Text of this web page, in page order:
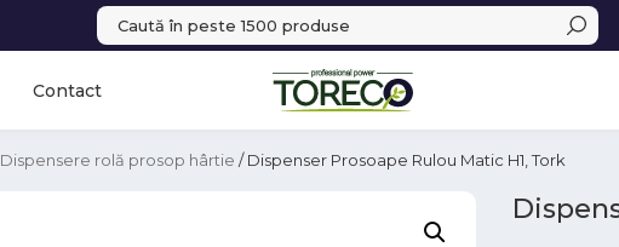
Contact
Dispensere rolă prosop hârtie / Dispenser Prosoape Rulou Matic H1, Tork